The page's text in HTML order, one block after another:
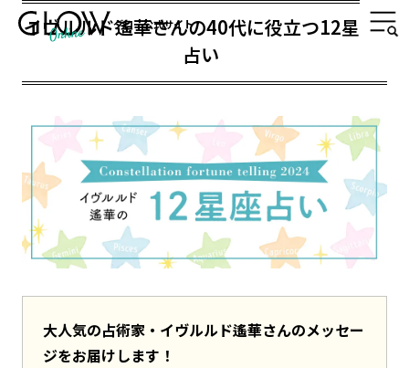
グロー公式サイト
イヴルルド遙華さんの40代に役立つ12星座
占い
大人気の占術家・イヴルルド遙華さんのメッセー
ジをお届けします！